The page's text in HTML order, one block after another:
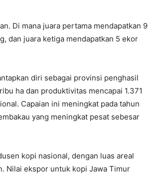
Di mana juara pertama mendapatkan 9
dan juara ketiga mendapatkan 5 ekor
diri sebagai provinsi penghasil
ha dan produktivitas mencapai 1.371
Capaian ini meningkat pada tahun
yang meningkat pesat sebesar
kopi nasional, dengan luas areal
Nilai ekspor untuk kopi Jawa Timur